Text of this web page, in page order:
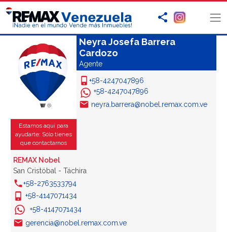
Estamos aquí para
ayudarte: Sólo tienes
que contactarnos
Neyra Josefa Barrera
Cardozo
Agente
+58-4247047896
+58-4247047896
neyra.barrera@nobel.remax.com.ve
REMAX Nobel
San Cristóbal - Táchira
+58-2763533794
+58-4147071434
+58-4147071434
gerencia@nobel.remax.com.ve